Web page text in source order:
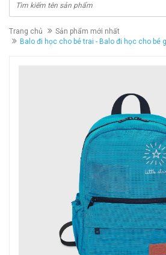
Trang chủ
Sản phẩm mới nhất
Balo đi học cho bé trai - Balo đi học cho bé